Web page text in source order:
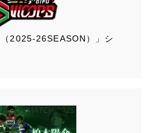
（2025-26SEASON）」 シ